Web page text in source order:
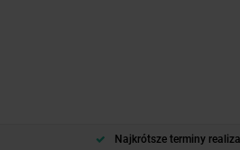
Najkrótsze terminy